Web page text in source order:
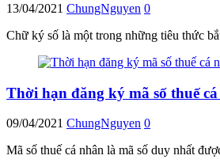
13/04/2021 ChungNguyen 0
Chữ ký số là một trong những tiêu thức
Thời hạn đăng ký mã số thuế
09/04/2021 ChungNguyen 0
Mã số thuế cá nhân là mã số duy nhất